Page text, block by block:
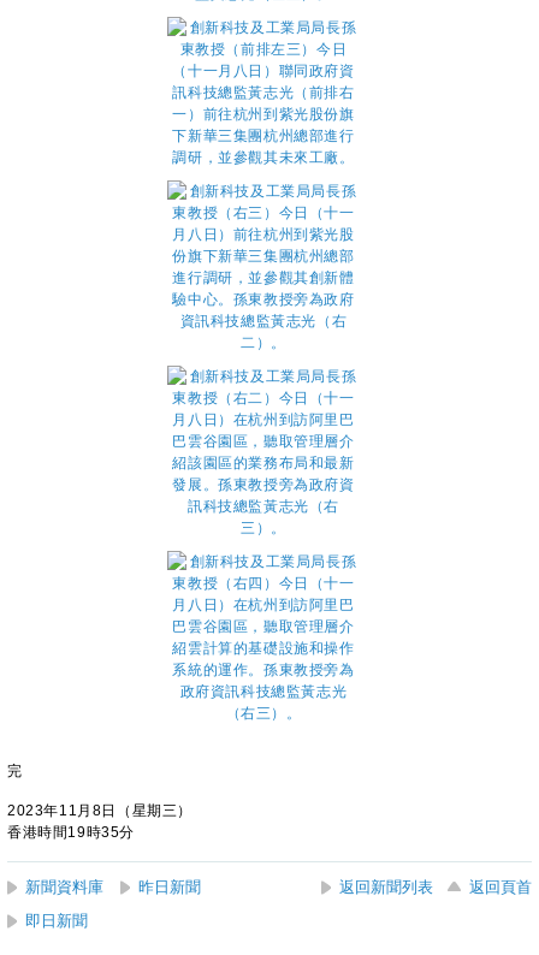
完
2023年11月8日（星期三）
香港時間19時35分
新聞資料庫 昨日新聞 返回新聞列表
返回頁首
即日新聞